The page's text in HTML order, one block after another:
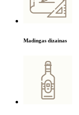
Madingas dizainas